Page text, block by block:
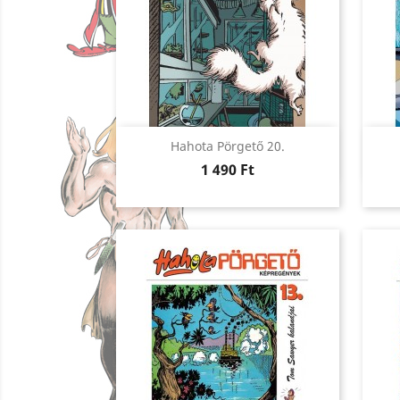
Hahota Pörgető 20.
Ár
1 490 Ft
Előnézet